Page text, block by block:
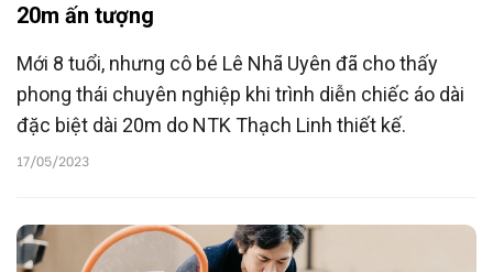
20m ấn tượng
Mới 8 tuổi, nhưng cô bé Lê Nhã Uyên đã cho thấy
phong thái chuyên nghiệp khi trình diễn chiếc áo dài
đặc biệt dài 20m do NTK Thạch Linh thiết kế.
17/05/2023